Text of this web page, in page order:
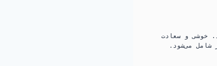
خوشی و سعادت
شامل می‌شود.‏